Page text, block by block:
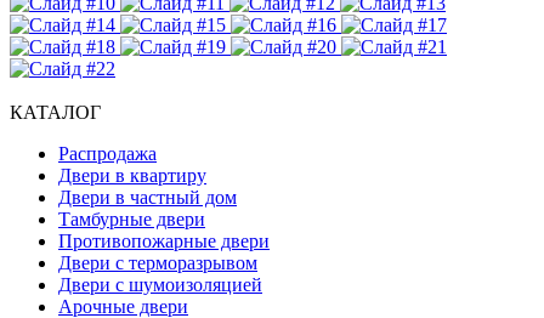
КАТАЛОГ
Распродажа
Двери в квартиру
Двери в частный дом
Тамбурные двери
Противопожарные двери
Двери с терморазрывом
Двери с шумоизоляцией
Арочные двери